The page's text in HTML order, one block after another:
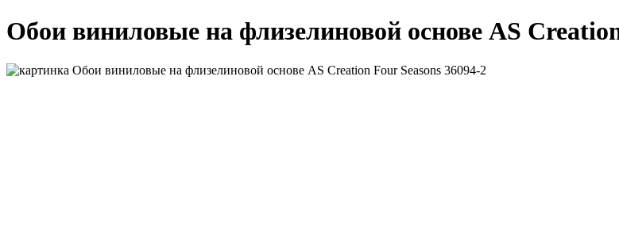
Обои виниловые на флизелиновой основе AS